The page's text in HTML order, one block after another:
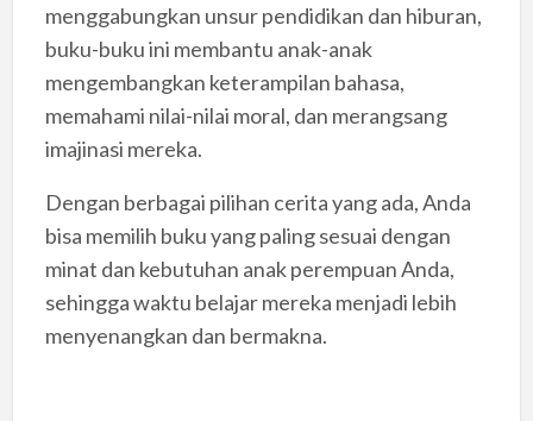
menggabungkan unsur pendidikan dan hiburan,
buku-buku ini membantu anak-anak
mengembangkan keterampilan bahasa,
memahami nilai-nilai moral, dan merangsang
imajinasi mereka.
Dengan berbagai pilihan cerita yang ada, Anda
bisa memilih buku yang paling sesuai dengan
minat dan kebutuhan anak perempuan Anda,
sehingga waktu belajar mereka menjadi lebih
menyenangkan dan bermakna.